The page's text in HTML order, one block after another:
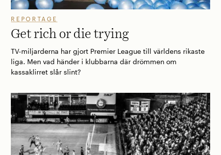
REPORTAGE
Get rich or die trying
TV-miljarderna har gjort Premier League till världens rikaste
liga. Men vad händer i klubbarna där drömmen om
kassaklirret slår slint?